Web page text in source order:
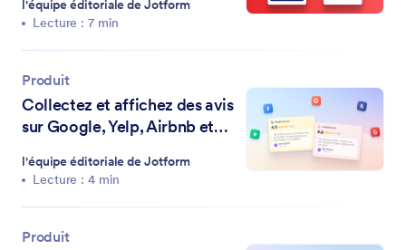
établissement scolaire
l'équipe éditoriale de Jotform
Lecture : 7 min
Produit
Collectez et affichez des avis
sur Google, Yelp, Airbnb et
d'avis Jotform
l'équipe éditoriale de Jotform
Lecture : 4 min
Produit